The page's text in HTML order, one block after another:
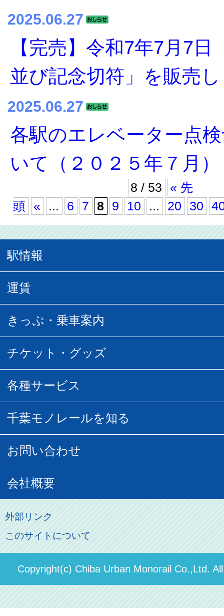
2025.06.27
【完売】令和7年7⽉7⽇
並び記念切符」を販売
2025.06.27
各駅のエレベーター点
いて（２０２５年７月）
8 / 53
« 先
頭
« ... 6 7 8 9 10 ... 20 30
駅情報
駅情報
所要時間
空の散歩道
URBAN FLYER時刻表
運賃
普通運賃
団体乗車
貸切列車
きっぷ・乗車案内
乗車券の種類
フリーきっぷ
記念切符
割引制度
その他のご案内
パスモのご案内
チケット・グッズ
駅窓口販売チケット
葭川となみグッズ
初音ミクグッズ
俺の妹。
各種サービス
モノちゃんトラベル
広告募集
直営駐車場パーク＆ライド
ステーションギャラリー
駅構内出店者様募集
千葉モノレールを知る
営業距離世界最長
モノちゃん
お問い合わせ
お客様の声
よくあるご質問
お問い合わせ先
会社概要
会社概要
社長ごあいさつ
決算概要
輸送人員の推移（PDF）
外部リンク
このサイトについて
Copyright(c) Chiba Urban Monorail Co.,Ltd.